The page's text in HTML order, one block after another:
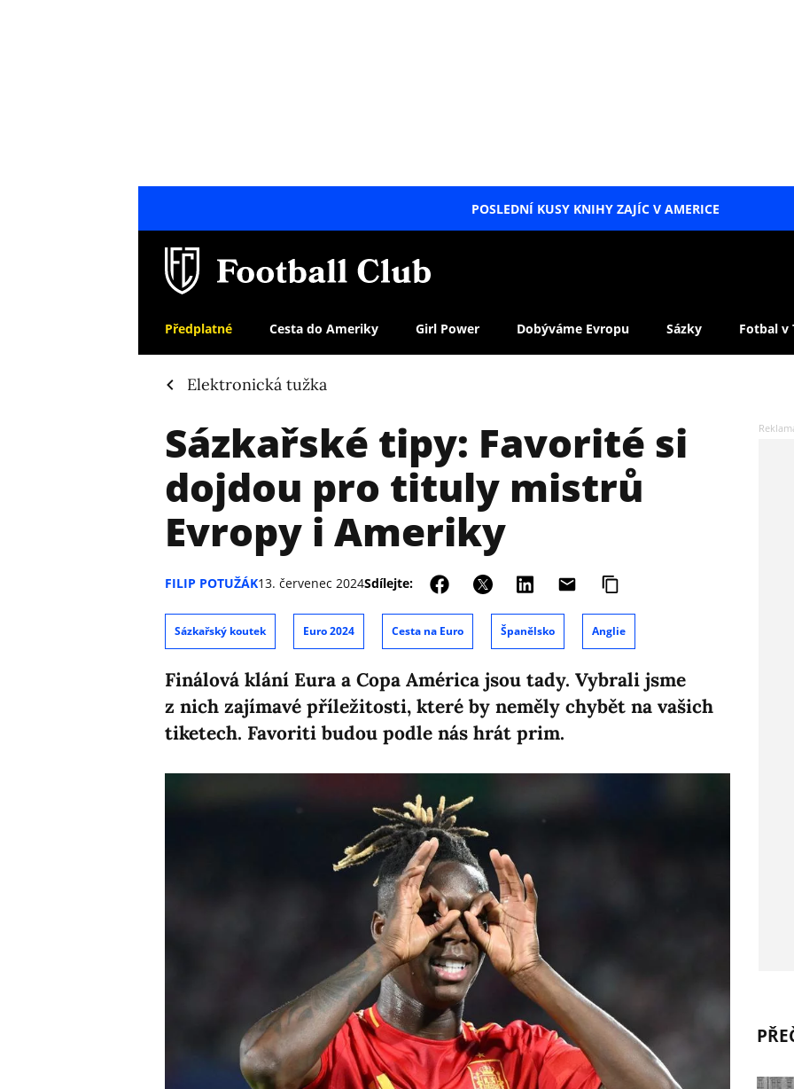
POSLEDNÍ KUSY KNIHY ZAJÍC V AMERICE
Předplatné Cesta do Ameriky Girl Power Dobýváme Evropu Sázky Fotbal v
Elektronická tužka
Sázkařské tipy: Favorité si
dojdou pro tituly mistrů
Evropy i Ameriky
FILIP POTUŽÁK13. červenec 2024Sdílejte:
Sázkařský koutek Euro 2024 Cesta na Euro Španělsko Anglie
Finálová klání Eura a Copa América jsou tady. Vybrali jsme
z nich zajímavé příležitosti, které by neměly chybět na vašich
tiketech. Favoriti budou podle nás hrát prim.